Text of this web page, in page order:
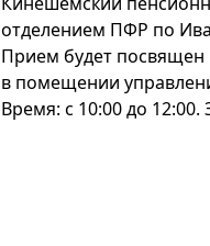
отделением ПФР по
Прием будет посвящен
в помещении
Время: с 10:00 до